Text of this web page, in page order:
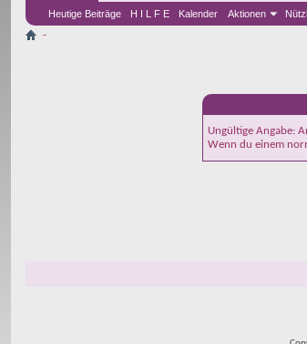
Heutige Beiträge H I L F E Kalender Aktionen
-
-
Ungültige Angabe:
Wenn du einem